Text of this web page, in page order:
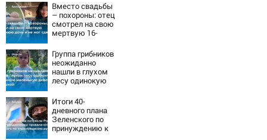
Вместо свадьбы
– похороны: отец
смотрел на свою
мертвую 16-
мог сдержать
слезы
Группа грибников
неожиданно
нашли в глухом
лесу одинокую
маленькую
девочку с
игрушкой
Итоги 40-
дневного плана
Зеленского по
принуждению к